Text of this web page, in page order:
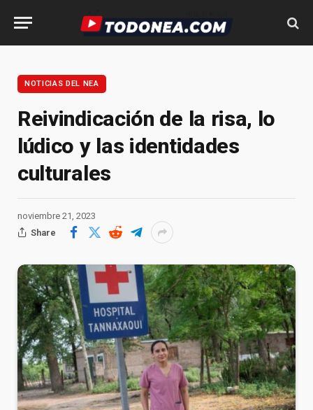
NOTICIAS DEL NEA
Reivindicación de la risa, lo
lúdico y las identidades
culturales
noviembre 21, 2023
Share